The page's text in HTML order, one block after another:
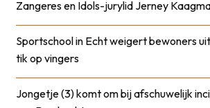
Zangeres en Idols-jurylid Jerney
Sportschool in Echt weigert bewoners
tik op vingers
Jongetje (3) komt om bij afschuwelijk